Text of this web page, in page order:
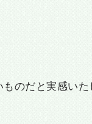
のだと実感いた